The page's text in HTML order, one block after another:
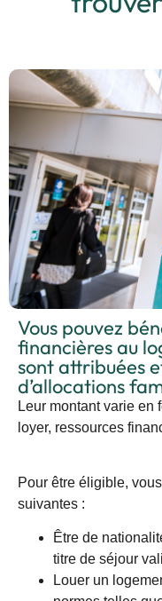
Vous pouvez
financières au
sont attribuées
d’allocations
Leur montant varie en
loyer, ressources
Pour être éligible,
suivantes :
Être de
titre de séjour
Louer un